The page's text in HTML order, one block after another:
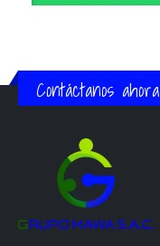
Contáctanos ahora